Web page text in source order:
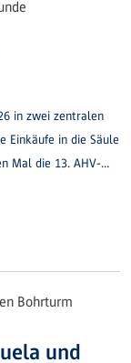
in zwei zentralen
Einkäufe in die Säule
Mal die 13. AHV-
und